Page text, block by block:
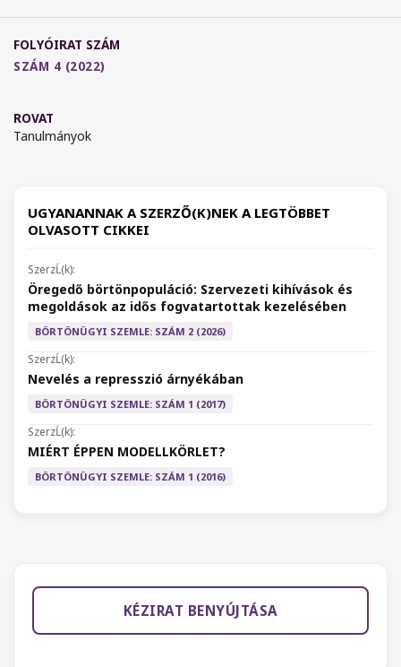
FOLYÓIRAT SZÁM
SZÁM 4 (2022)
ROVAT
Tanulmányok
UGYANANNAK A SZERZŐ(K)NEK A LEGTÖBBET
OLVASOTT CIKKEI
Öregedő börtönpopuláció: Szervezeti kihívások és
megoldások az idős fogvatartottak kezelésében
BÖRTÖNÜGYI SZEMLE: SZÁM 2 (2026)
Nevelés a represszió árnyékában
BÖRTÖNÜGYI SZEMLE: SZÁM 1 (2017)
MIÉRT ÉPPEN MODELLKÖRLET?
BÖRTÖNÜGYI SZEMLE: SZÁM 1 (2016)
KÉZIRAT BENYÚJTÁSA